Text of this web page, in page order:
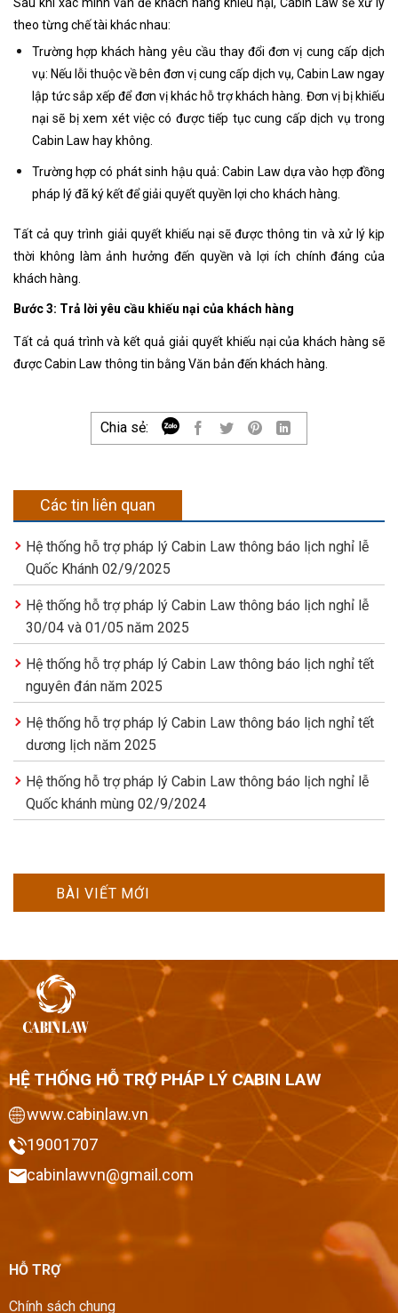
theo từng chế tài khác nhau:
Trường hợp khách hàng yêu cầu thay đổi đơn vị cung cấp dịch
vụ: Nếu lỗi thuộc về bên đơn vị cung cấp dịch vụ, Cabin Law ngay
lập tức sắp xếp để đơn vị khác hỗ trợ khách hàng. Đơn vị bị khiếu
nại sẽ bị xem xét việc có được tiếp tục cung cấp dịch vụ trong
Cabin Law hay không.
Trường hợp có phát sinh hậu quả: Cabin Law dựa vào hợp đồng
pháp lý đã ký kết để giải quyết quyền lợi cho khách hàng.
Tất cả quy trình giải quyết khiếu nại sẽ được thông tin và xử lý kịp
thời không làm ảnh hưởng đến quyền và lợi ích chính đáng của
khách hàng.
Bước 3: Trả lời yêu cầu khiếu nại của khách hàng
Tất cả quá trình và kết quả giải quyết khiếu nại của khách hàng sẽ
được Cabin Law thông tin bằng Văn bản đến khách hàng.
Chia sẻ:
Các tin liên quan
Hệ thống hỗ trợ pháp lý Cabin Law thông báo lịch nghỉ lễ
Quốc Khánh 02/9/2025
Hệ thống hỗ trợ pháp lý Cabin Law thông báo lịch nghỉ lễ
30/04 và 01/05 năm 2025
Hệ thống hỗ trợ pháp lý Cabin Law thông báo lịch nghỉ tết
nguyên đán năm 2025
Hệ thống hỗ trợ pháp lý Cabin Law thông báo lịch nghỉ tết
dương lịch năm 2025
Hệ thống hỗ trợ pháp lý Cabin Law thông báo lịch nghỉ lễ
Quốc khánh mùng 02/9/2024
BÀI VIẾT MỚI
HỆ THỐNG HỖ TRỢ PHÁP LÝ CABIN LAW
www.cabinlaw.vn
19001707
cabinlawvn@gmail.com
HỖ TRỢ
Chính sách chung